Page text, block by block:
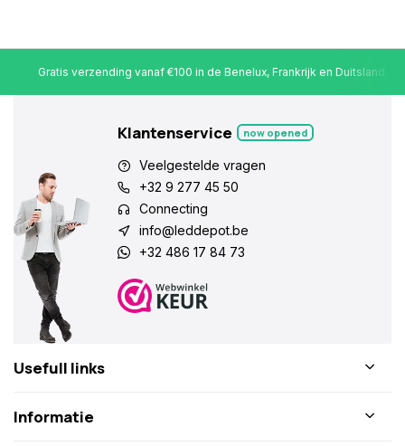
Gratis verzending vanaf €100 in de Benelux, Frankrijk en Duitsland
Klantenservice now opened
Veelgestelde vragen
+32 9 277 45 50
Connecting
info@leddepot.be
+32 486 17 84 73
Usefull links
Informatie